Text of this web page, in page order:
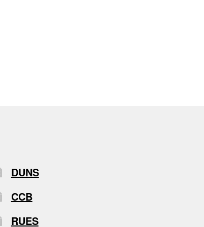
DUNS
CCB
RUES